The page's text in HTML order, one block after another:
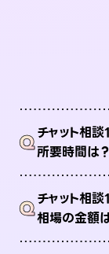
Qチャット相
所要時間は？
Qチャット相
相場の金額